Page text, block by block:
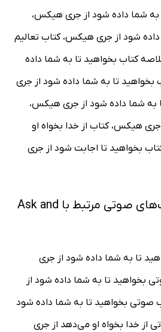
به شما داده شود از جری هیکس،
شود از جری هیکس، کتاب تعالیم
کتاب بخواهید تا به شما داده
تا به شما داده شود از جری
به شما داده شود از جری هیکس،
هیکس، کتاب از خدا بخواه او
بخواهید تا اجابت شود از جری
خرید و شنیدن کتاب‌های صوتی مرتبط با Ask and
تا به شما داده شود از جری
بخواهید تا به شما داده شود از
بخواهید تا به شما داده شود
از خدا بخواه او می‌دهد از جری